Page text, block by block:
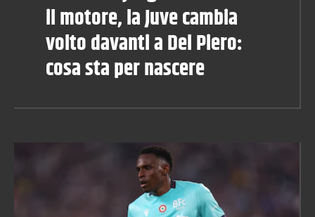
il motore, la Juve cambia
volto davanti a Del Piero:
cosa sta per nascere